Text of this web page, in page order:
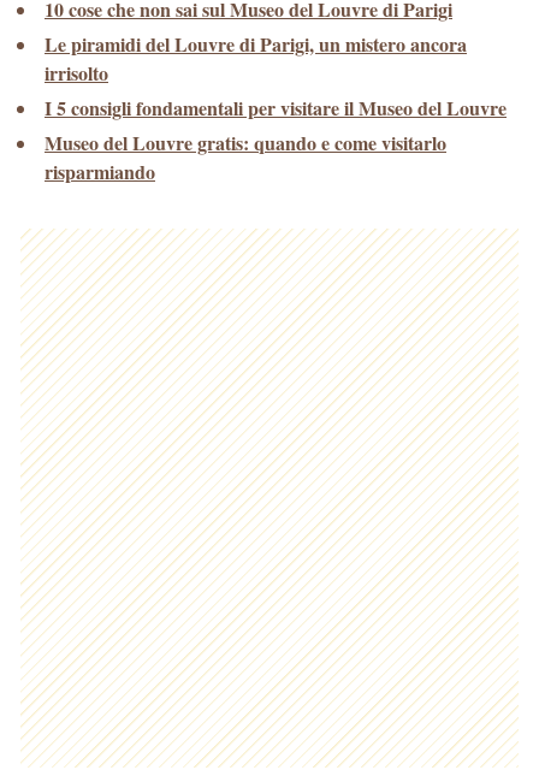
10 cose che non sai sul Museo del Louvre di Parigi
Le piramidi del Louvre di Parigi, un mistero ancora
irrisolto
I 5 consigli fondamentali per visitare il Museo del Louvre
Museo del Louvre gratis: quando e come visitarlo
risparmiando